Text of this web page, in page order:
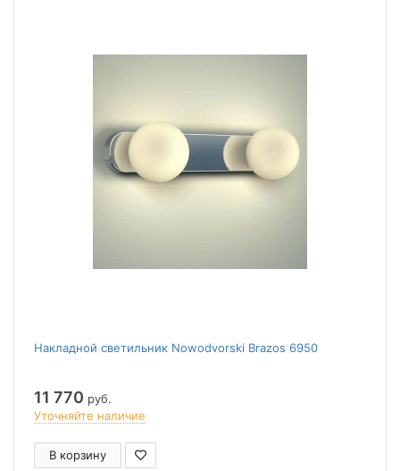
Накладной светильник Nowodvorski Brazos 6950
11 770 руб.
Уточняйте наличие
В корзину